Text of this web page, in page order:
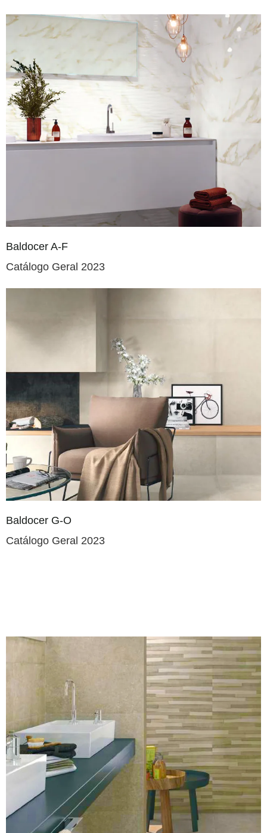
Baldocer A-F
Catálogo Geral 2023
Baldocer G-O
Catálogo Geral 2023